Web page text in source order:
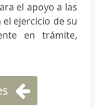
el apoyo a las
ejercicio de su
en trámite,